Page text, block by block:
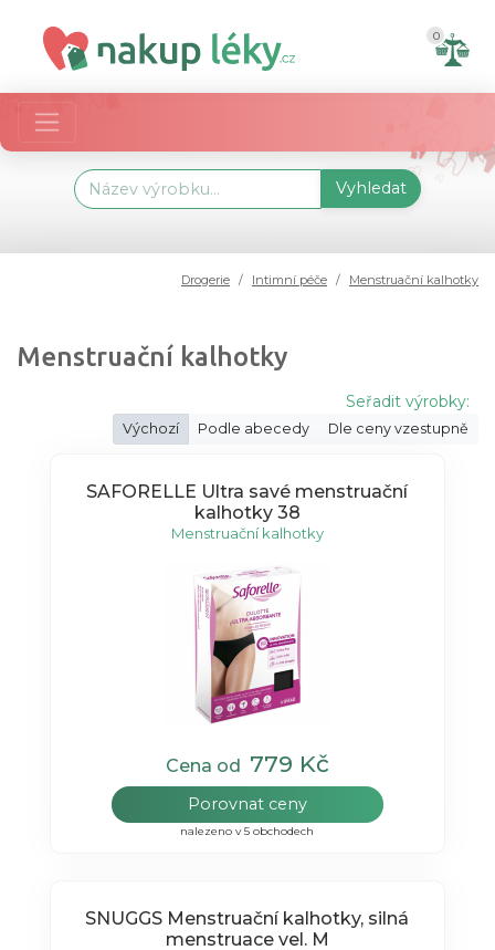
0
Vyhledat
Drogerie Intimní péče Menstruační kalhotky
Menstruační kalhotky
Seřadit výrobky:
Výchozí Podle abecedy Dle ceny vzestupně
SAFORELLE Ultra savé menstruační
kalhotky 38
Menstruační kalhotky
Cena od 779 Kč
Porovnat ceny
nalezeno v 5 obchodech
SNUGGS Menstruační kalhotky, silná
menstruace vel. M